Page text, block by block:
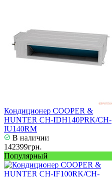
Кондиционер COOPER &
HUNTER CH-IDH140PRK/CH-
IU140RM
В наличии
142399грн.
Популярный